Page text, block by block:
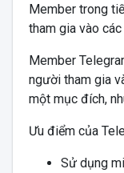
Member trong
tham gia vào
Member
người tham gia
một mục đích,
Ưu điểm của
Sử dụng